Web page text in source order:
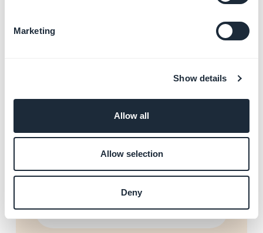
Marketing
Show details
Allow all
Allow selection
Deny
Gestionar la privacidad en
las tiendas
Configurar las cuentas de
desarrollador (Apple y